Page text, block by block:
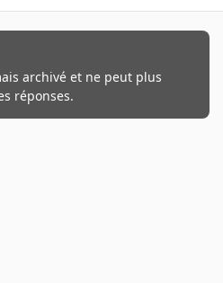
archivé et ne peut plus
réponses.